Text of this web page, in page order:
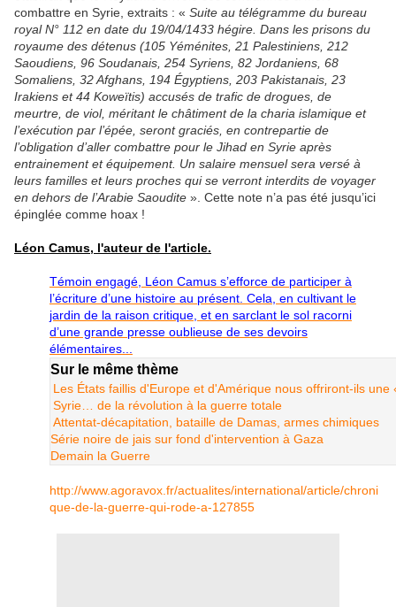
combattre en Syrie, extraits : « Suite au télégramme du bureau
royal N° 112 en date du 19/04/1433 hégire. Dans les prisons du
royaume des détenus (105 Yéménites, 21 Palestiniens, 212
Saoudiens, 96 Soudanais, 254 Syriens, 82 Jordaniens, 68
Somaliens, 32 Afghans, 194 Égyptiens, 203 Pakistanais, 23
Irakiens et 44 Koweïtis) accusés de trafic de drogues, de
meurtre, de viol, méritant le châtiment de la charia islamique et
l’exécution par l’épée, seront graciés, en contrepartie de
l’obligation d’aller combattre pour le Jihad en Syrie après
entrainement et équipement. Un salaire mensuel sera versé à
leurs familles et leurs proches qui se verront interdits de voyager
en dehors de l’Arabie Saoudite ». Cette note n’a pas été jusqu’ici
épinglée comme hoax !
Léon Camus, l'auteur de l'article.
Témoin engagé, Léon Camus s’efforce de participer à
l’écriture d’une histoire au présent. Cela, en cultivant le
jardin de la raison critique, et en sarclant le sol racorni
d’une grande presse oublieuse de ses devoirs
élémentaires...
Sur le même thème
Les États faillis d'Europe et d'Amérique nous offriront-ils une
Syrie… de la révolution à la guerre totale
Attentat-décapitation, bataille de Damas, armes chimiques
Série noire de jais sur fond d'intervention à Gaza
Demain la Guerre
http://www.agoravox.fr/actualites/international/article/chroni
que-de-la-guerre-qui-rode-a-127855